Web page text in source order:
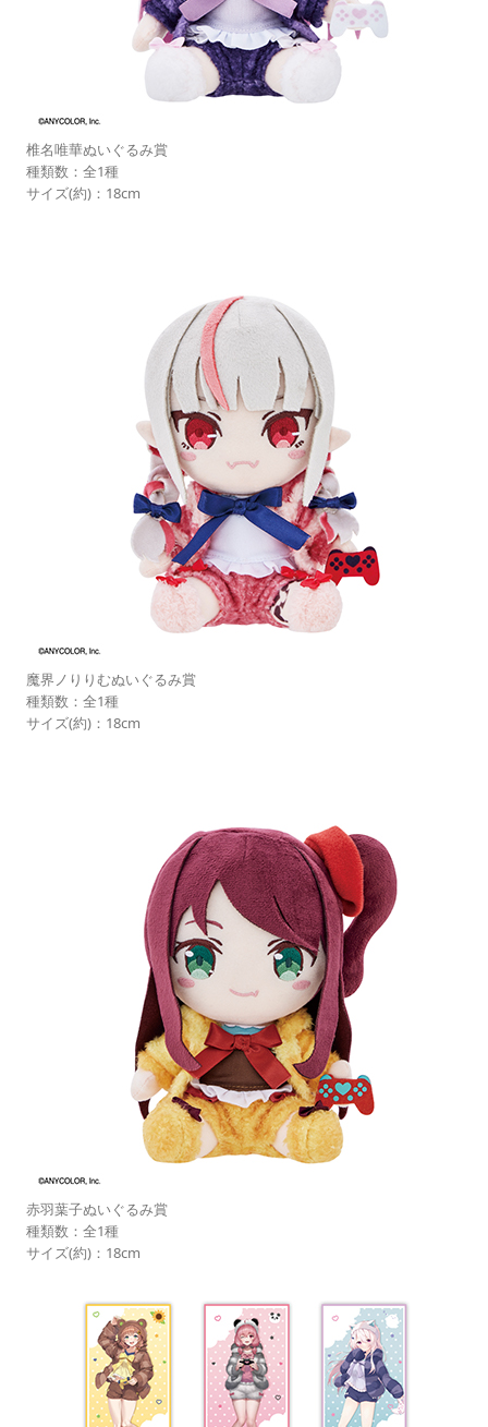
椎名唯華ぬいぐるみ賞
種類数：全1種
サイズ(約)：18cm
魔界ノりりむぬいぐるみ賞
種類数：全1種
サイズ(約)：18cm
赤羽葉子ぬいぐるみ賞
種類数：全1種
サイズ(約)：18cm